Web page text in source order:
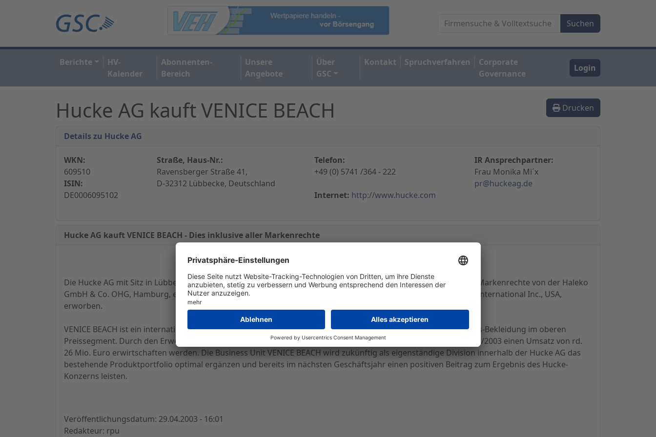
Berichte
HV-
Kalender
Abonnenten-
Bereich
Unsere
Angebote
Über
GSC
Kontakt Spruchverfahren
Corporate
Governance
Login
Drucken
Hucke AG kauft VENICE BEACH
Details zu Hucke AG
WKN:
609510
ISIN:
DE0006095102
Straße, Haus-Nr.:
Ravensberger Straße 41,
D-32312 Lübbecke, Deutschland
Telefon:
+49 (0) 5741 /364 - 222
Internet: http://www.hucke.com
IR Ansprechpartner:
Frau Monika Mi´x
pr@huckeag.de
Hucke AG kauft VENICE BEACH - Dies inklusive aller Markenrechte
Die Hucke AG mit Sitz in Lübbecke hat im Zuge eines Asset-Deals die Business Unit VENICE BEACH inklusive aller Markenrechte von der Haleko
GmbH & Co. OHG, Hamburg, eine 100%-ige Tochtergesellschaft des amerikanischen Konzerns Weider Nutrition International Inc., USA,
erworben.
VENICE BEACH ist ein international eingeführtes Sportlabel mit Schwerpunkten im Bereich der modischen Fitness-Bekleidung im oberen
Preissegment. Durch den Erwerb werden 50 Mitarbeiter übernommen, die im ablaufenden Wirt-schaftsjahr 2002/2003 einen Umsatz von rd.
26 Mio. Euro erwirtschaften werden. Die Business Unit VENICE BEACH wird zukünftig als eigenständige Division innerhalb der Hucke AG das
bestehende Produktportfolio optimal ergänzen und bereits im nächsten Geschäftsjahr einen positiven Beitrag zum Ergebnis des Hucke-
Konzerns leisten.
Veröffentlichungsdatum: 29.04.2003 - 16:01
Redakteur: rpu